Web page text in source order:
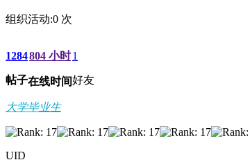
组织活动:0 次
1284
帖子
804 小时
在线时间
1
好友
大学毕业生
UID